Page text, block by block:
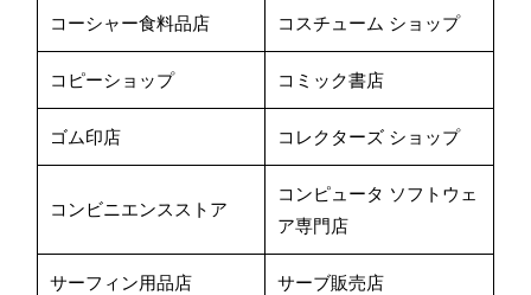
コーシャー食料品店 コスチューム ショップ
コピーショップ コミック書店
ゴム印店 コレクターズ ショップ
コンビニエンスストア
コンピュータ ソフトウェ
ア専門店
サーフィン用品店 サーブ販売店